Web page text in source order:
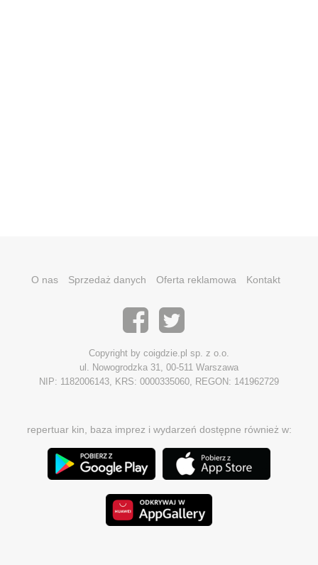
O nas Sprzedaż danych Oferta reklamowa Kontakt
Copyright by coigdzie.pl sp. z o.o.
ul. Nowogrodzka 31, 00-511 Warszawa
NIP: 1182006143, KRS: 0000335060, REGON: 141962729
repertuar kin, baza imprez i wydarzeń dostępne również w: